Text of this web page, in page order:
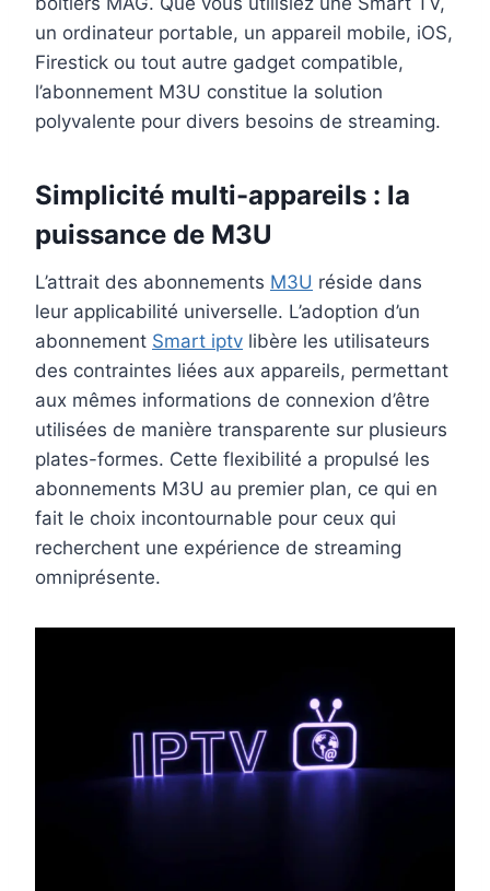
un ordinateur portable, un appareil mobile, iOS,
Firestick ou tout autre gadget compatible,
l’abonnement M3U constitue la solution
polyvalente pour divers besoins de streaming.
Simplicité multi-appareils : la
puissance de M3U
L’attrait des abonnements M3U réside dans
leur applicabilité universelle. L’adoption d’un
abonnement Smart iptv libère les utilisateurs
des contraintes liées aux appareils, permettant
aux mêmes informations de connexion d’être
utilisées de manière transparente sur plusieurs
plates-formes. Cette flexibilité a propulsé les
abonnements M3U au premier plan, ce qui en
fait le choix incontournable pour ceux qui
recherchent une expérience de streaming
omniprésente.